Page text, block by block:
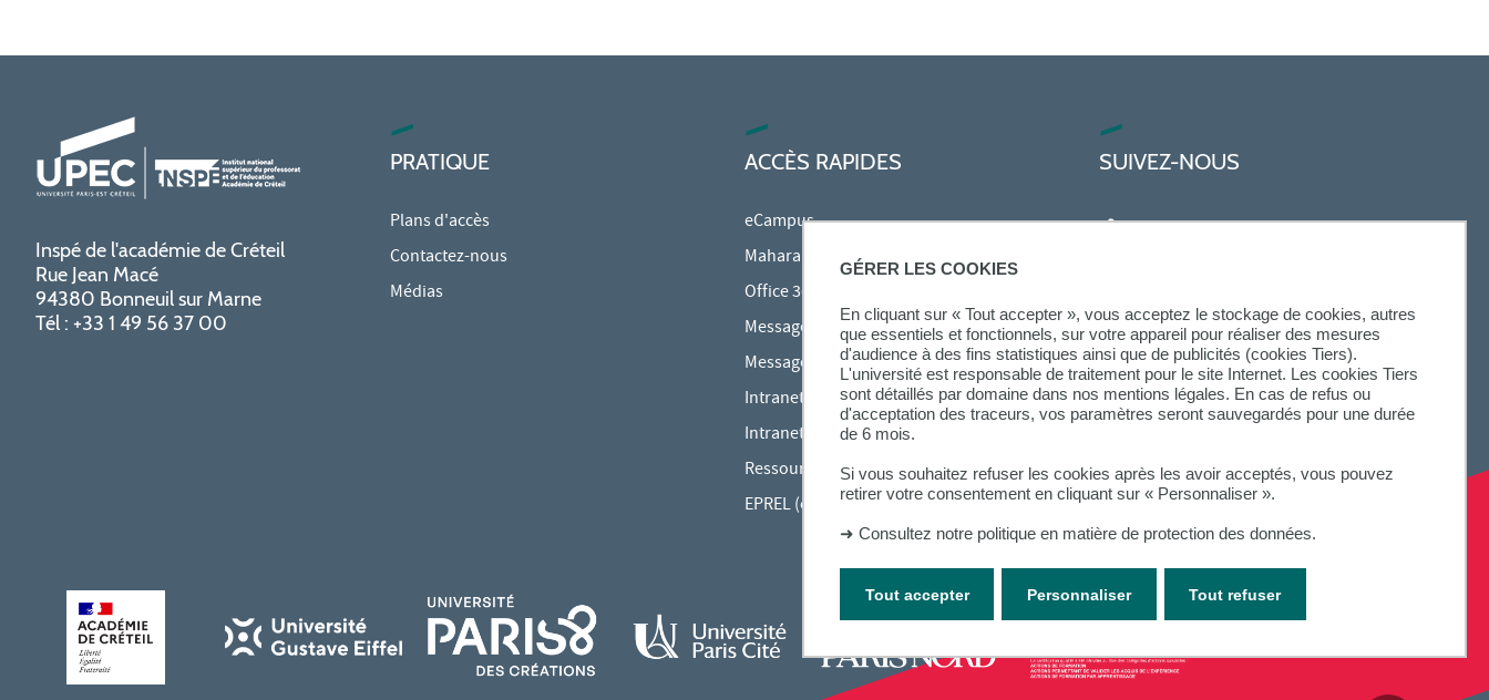
GÉRER LES COOKIES
En cliquant sur « Tout accepter », vous acceptez le stockage de cookies, autres
que essentiels et fonctionnels, sur votre appareil pour réaliser des mesures
d'audience à des fins statistiques ainsi que de publicités (cookies Tiers).
L'université est responsable de traitement pour le site Internet. Les cookies Tiers
sont détaillés par domaine dans nos mentions légales. En cas de refus ou
d'acceptation des traceurs, vos paramètres seront sauvegardés pour une durée
de 6 mois.
Si vous souhaitez refuser les cookies après les avoir acceptés, vous pouvez
retirer votre consentement en cliquant sur « Personnaliser ».
➜ Consultez notre politique en matière de protection des données.
Tout accepter Tout refuser
Personnaliser
Inspé de l'académie de Créteil
Rue Jean Macé
94380 Bonneuil sur Marne
Tél : +33 1 49 56 37 00
PRATIQUE
Plans d'accès
Contactez-nous
Médias
ACCÈS RAPIDES
eCampus
Mahara
Office 365
Messagerie des étudiants
Messagerie des personnels
Intranet Inspé
Intranet UPEC
Ressources audiovisuelles Inspé
EPREL (cours en ligne)
SUIVEZ-NOUS